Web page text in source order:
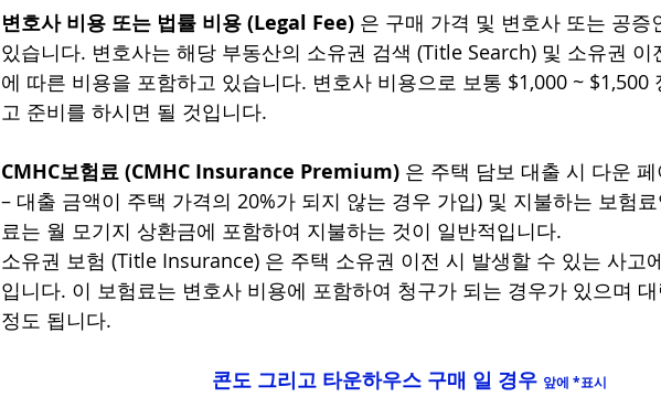
변호사 비용 또는 법률 비용 (Legal Fee) 은 구매 가격 및 변호사 또는 공증
있습니다. 변호사는 해당 부동산의 소유권 검색 (Title Search) 및 소유권
에 따른 비용을 포함하고 있습니다. 변호사 비용으로 보통 $1,000 ~ $1,500
고 준비를 하시면 될 것입니다.
CMHC보험료 (CMHC Insurance Premium) 은 주택 담보 대출 시 다운
– 대출 금액이 주택 가격의 20%가 되지 않는 경우 가입) 및 지불하는 보험
료는 월 모기지 상환금에 포함하여 지불하는 것이 일반적입니다.
소유권 보험 (Title Insurance) 은 주택 소유권 이전 시 발생할 수 있는 사고
입니다. 이 보험료는 변호사 비용에 포함하여 청구가 되는 경우가 있으며
정도 됩니다.
콘도 그리고 타운하우스 구매 일 경우 앞에 *표시